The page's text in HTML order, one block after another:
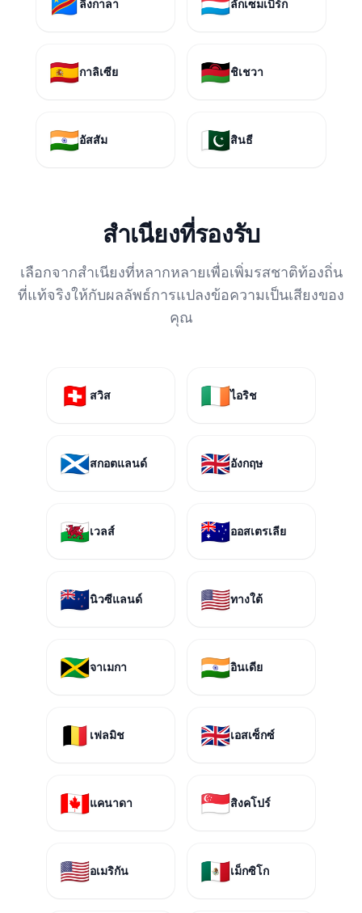
ลิงกาลา ลักเซมเบิร์ก
🇪🇸กาลิเซีย 🇲🇼ชิเชวา
🇮🇳อัสสัม 🇵🇰สินธี
สำเนียงที่รองรับ
เลือกจากสำเนียงที่หลากหลายเพื่อเพิ่มรสชาติท้องถิ่น
ที่แท้จริงให้กับผลลัพธ์การแปลงข้อความเป็นเสียงของ
คุณ
🇨🇭 สวิส 🇮🇪ไอริช
🏴󠁧󠁢󠁳󠁣󠁴󠁿สกอตแลนด์ 🇬🇧อังกฤษ
🏴󠁧󠁢󠁷󠁬󠁳󠁿เวลส์ 🇦🇺ออสเตรเลีย
🇳🇿นิวซีแลนด์ 🇺🇸ทางใต้
🇯🇲จาเมกา 🇮🇳อินเดีย
🇧🇪 เฟลมิช 🇬🇧เอสเซ็กซ์
🇨🇦แคนาดา 🇸🇬สิงคโปร์
🇺🇸อเมริกัน 🇲🇽เม็กซิโก